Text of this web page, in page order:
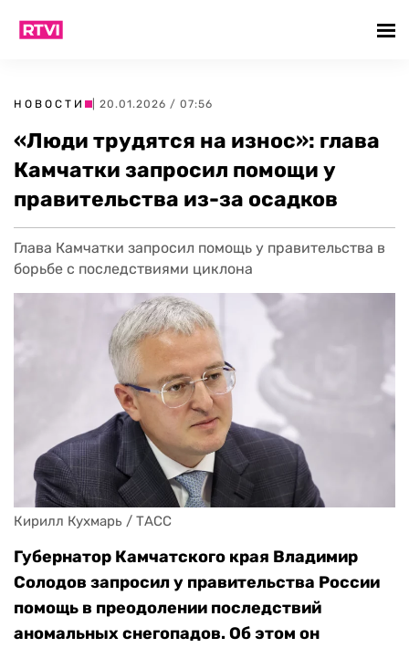
НОВОСТИ | 20.01.2026 / 07:56
«Люди трудятся на износ»: глава
Камчатки запросил помощи у
правительства из-за осадков
Глава Камчатки запросил помощь у правительства в
борьбе с последствиями циклона
Кирилл Кухмарь / ТАСС
Губернатор Камчатского края Владимир
Солодов запросил у правительства России
помощь в преодолении последствий
аномальных снегопадов. Об этом он